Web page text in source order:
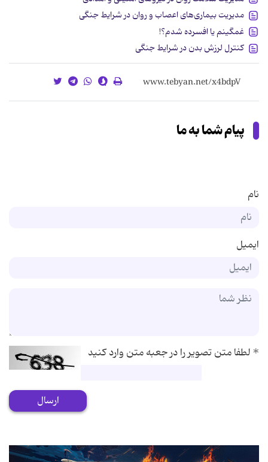
مدیریت بیماری‌های اعصاب و روان در شرایط جنگی
غمگینم یا افسرده شدم؟!
کنترل لرزش بدن در شرایط جنگی
پیام شما به ما
نام
ایمیل
*لطفا متن تصویر را در جعبه متن وارد کنید
ارسال